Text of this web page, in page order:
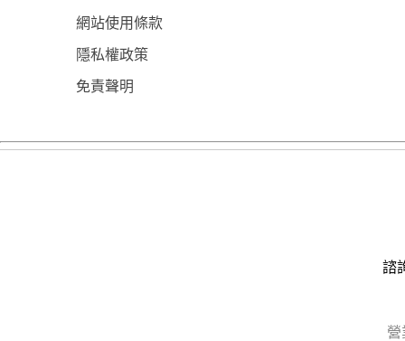
網站使用條款
隱私權政策
免責聲明
諮
營